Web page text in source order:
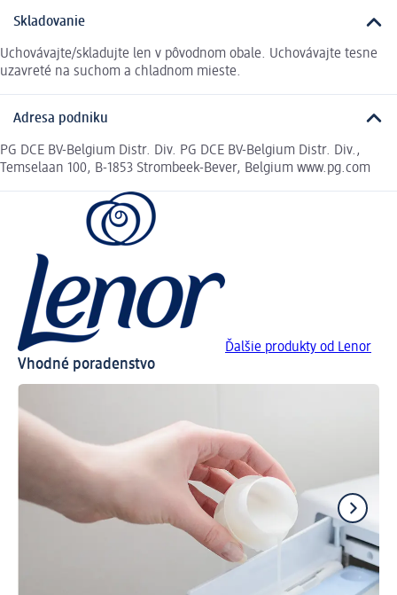
Skladovanie
Uchovávajte/skladujte len v pôvodnom obale. Uchovávajte tesne
uzavreté na suchom a chladnom mieste.
Adresa podniku
PG DCE BV-Belgium Distr. Div. PG DCE BV-Belgium Distr. Div.,
Temselaan 100, B-1853 Strombeek-Bever, Belgium www.pg.com
Ďalšie produkty od Lenor
Vhodné poradenstvo